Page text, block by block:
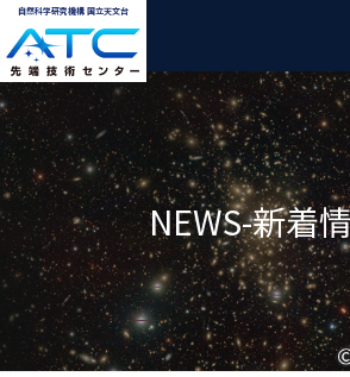
自然科学研究機構 国立天文台
NEWS-新着